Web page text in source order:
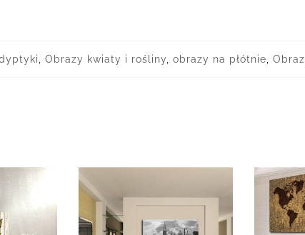
, Obrazy kwiaty i rośliny, obrazy na płótnie,